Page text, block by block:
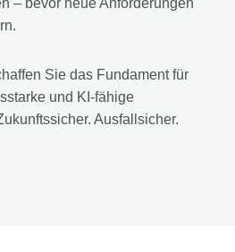
– bevor neue Anforderungen
Sie das Fundament für
und KI-fähige
Ausfallsicher.